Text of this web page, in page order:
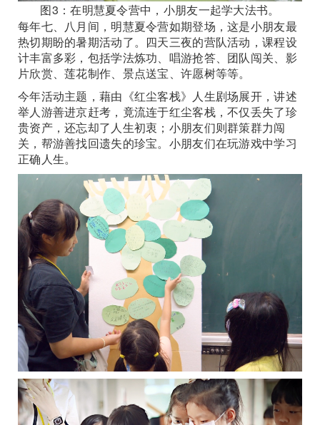
图3：在明慧夏令营中，小朋友一起学大法书。
每年七、八月间，明慧夏令营如期登场，这是小朋友最
热切期盼的暑期活动了。四天三夜的营队活动，课程设
计丰富多彩，包括学法炼功、唱游抢答、团队闯关、影
片欣赏、莲花制作、景点送宝、许愿树等等。
今年活动主题，藉由《红尘客栈》人生剧场展开，讲述
举人游善进京赶考，竟流连于红尘客栈，不仅丢失了珍
贵资产，还忘却了人生初衷；小朋友们则群策群力闯
关，帮游善找回遗失的珍宝。小朋友们在玩游戏中学习
正确人生。